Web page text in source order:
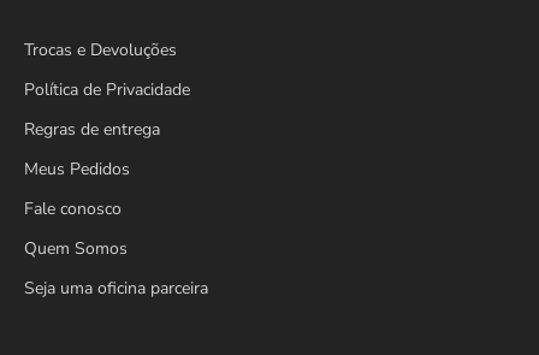
Trocas e Devoluções
Política de Privacidade
Regras de entrega
Meus Pedidos
Fale conosco
Quem Somos
Seja uma oficina parceira